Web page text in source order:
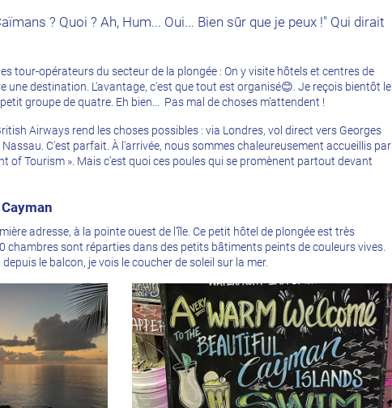
? Quoi ? Ah, Hum... Oui... Bien sûr que je peux !" Qui dirait
tour-opérateurs du secteur de la plongée : On y visite hôtels et centres de
une destination. L'avantage, c'est que tout est organisé😊. Je reçois bientôt le
groupe de quatre. Eh bien… Pas mal de choses m’attendent !
Airways rend les choses possibles : via Londres, vol direct vers Georges
C'est parfait. À l'arrivée, nous sommes chaleureusement accueillis par
of Tourism ». Mais c’est quoi ces poules qui se promènent partout devant
adresse, à la pointe ouest de l'île. Ce petit hôtel de plongée est très
chambres sont réparties dans des petits bâtiments peints de couleurs vives.
le balcon, je vois le coucher de soleil sur la mer.